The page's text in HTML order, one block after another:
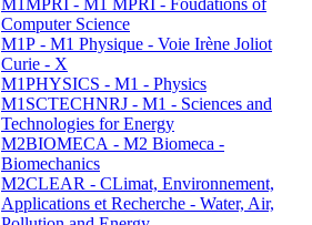
M1MPRI - M1 MPRI - Foudations of
Computer Science
M1P - M1 Physique - Voie Irène Joliot
Curie - X
M1PHYSICS - M1 - Physics
M1SCTECHNRJ - M1 - Sciences and
Technologies for Energy
M2BIOMECA - M2 Biomeca -
Biomechanics
M2CLEAR - CLimat, Environnement,
Applications et Recherche - Water, Air,